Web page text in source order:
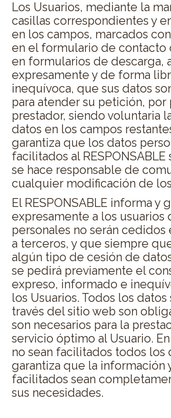
Los Usuarios, mediante la
casillas correspondientes y
en los campos, marcados
en el formulario de contacto
en formularios de descarga,
expresamente y de forma
inequívoca, que sus datos
para atender su petición, por
prestador, siendo voluntaria
datos en los campos
garantiza que los datos
facilitados al RESPONSABLE
se hace responsable de
cualquier modificación de
El RESPONSABLE informa y
expresamente a los usuarios
personales no serán cedidos
a terceros, y que siempre
algún tipo de cesión de
se pedirá previamente el
expreso, informado e
los Usuarios. Todos los
través del sitio web son
son necesarios para la
servicio óptimo al Usuario.
no sean facilitados todos los
garantiza que la información
facilitados sean
sus necesidades.